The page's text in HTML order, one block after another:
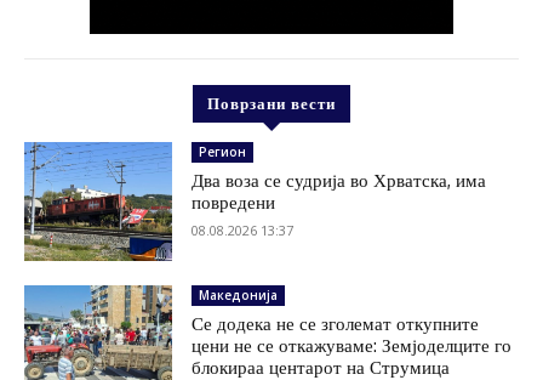
Поврзани вести
Регион
Два воза се судрија во Хрватска, има
повредени
08.08.2026 13:37
Македонија
Се додека не се зголемат откупните
цени не се откажуваме: Земјоделците го
блокираа центарот на Струмица